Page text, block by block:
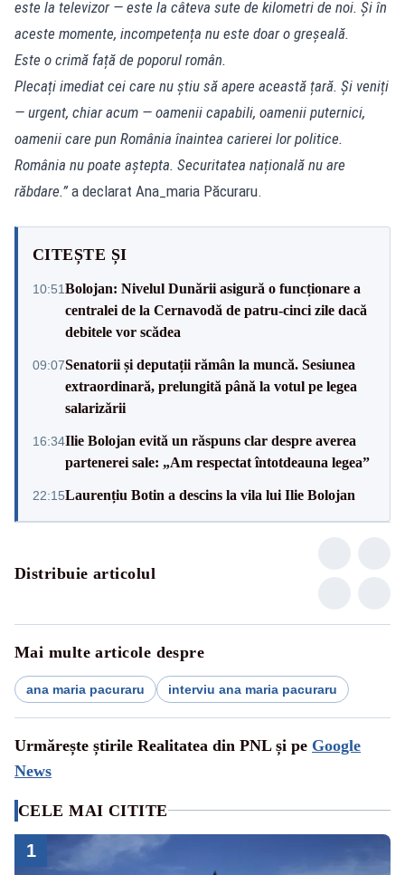
este la televizor — este la câteva sute de kilometri de noi. Și în
aceste momente, incompetența nu este doar o greșeală.
Este o crimă față de poporul român.
Plecați imediat cei care nu știu să apere această țară. Și veniți
— urgent, chiar acum — oamenii capabili, oamenii puternici,
oamenii care pun România înaintea carierei lor politice.
România nu poate aștepta. Securitatea națională nu are
răbdare.”a declarat Ana_maria Păcuraru.
CITEȘTE ȘI
10:51Bolojan: Nivelul Dunării asigură o funcționare a
centralei de la Cernavodă de patru-cinci zile dacă
debitele vor scădea
09:07Senatorii și deputații rămân la muncă. Sesiunea
extraordinară, prelungită până la votul pe legea
salarizării
16:34Ilie Bolojan evită un răspuns clar despre averea
partenerei sale: „Am respectat întotdeauna legea”
22:15Laurențiu Botin a descins la vila lui Ilie Bolojan
Distribuie articolul
Mai multe articole despre
ana maria pacuraru interviu ana maria pacuraru
Urmărește știrile Realitatea din PNL și pe Google
News
CELE MAI CITITE
1